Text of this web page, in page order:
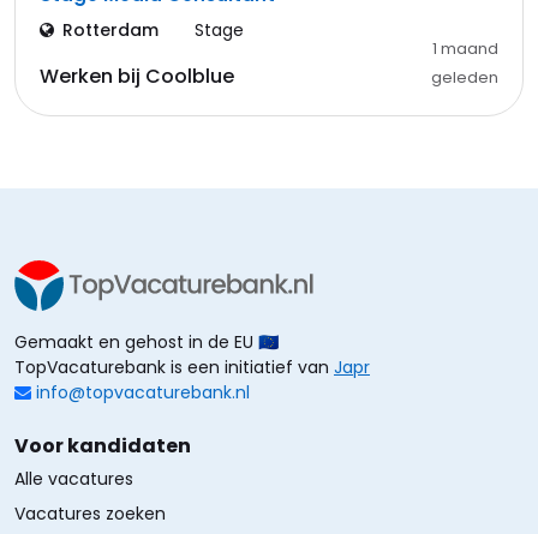
Rotterdam Stage
Werken bij Coolblue
1 maand
geleden
Gemaakt en gehost in de EU 🇪🇺
TopVacaturebank is een initiatief van Japr
info@topvacaturebank.nl
Voor kandidaten
Alle vacatures
Vacatures zoeken